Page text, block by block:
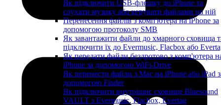
Як підключити USB-флешку до iPhone та
слухати музику або керувати файлами на ній
Перенесення файлів з комп'ютера на iPhone за
допомогою протоколу SMB
Як завантажити файли до хмарного сховища
підключити їх до Evermusic, Flacbox або
Як передати файли бездротово з комп'ютера
iPhone за допомогою WiFi-Drive
Як перенести файли з Mac на iPhone або iPad
допомогою Finder
Як підключити внутрішнє сховище Bluesound
VAULT з Evermusic, Flacbox, Evertag